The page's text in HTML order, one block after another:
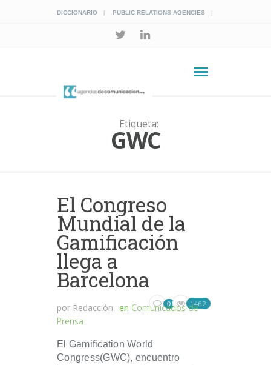
DICCIONARIO PUBLIC RELATIONS AGENCIES
Etiqueta:
GWC
El Congreso
Mundial de la
Gamificación
llega a
Barcelona
por Redacción en Comunicados de
Prensa
0 1462
El Gamification World
Congress(GWC), encuentro